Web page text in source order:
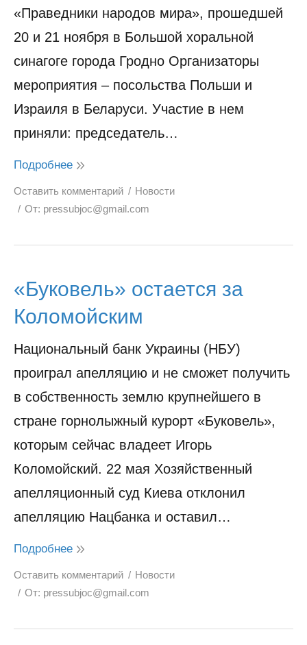
«Праведники народов мира», прошедшей
20 и 21 ноября в Большой хоральной
синагоге города Гродно Организаторы
мероприятия – посольства Польши и
Израиля в Беларуси. Участие в нем
приняли: председатель…
Подробнее
Оставить комментарий
Новости
От: pressubjoc@gmail.com
«Буковель» остается за
Коломойским
Национальный банк Украины (НБУ)
проиграл апелляцию и не сможет получить
в собственность землю крупнейшего в
стране горнолыжный курорт «Буковель»,
которым сейчас владеет Игорь
Коломойский. 22 мая Хозяйственный
апелляционный суд Киева отклонил
апелляцию Нацбанка и оставил…
Подробнее
Оставить комментарий
Новости
От: pressubjoc@gmail.com